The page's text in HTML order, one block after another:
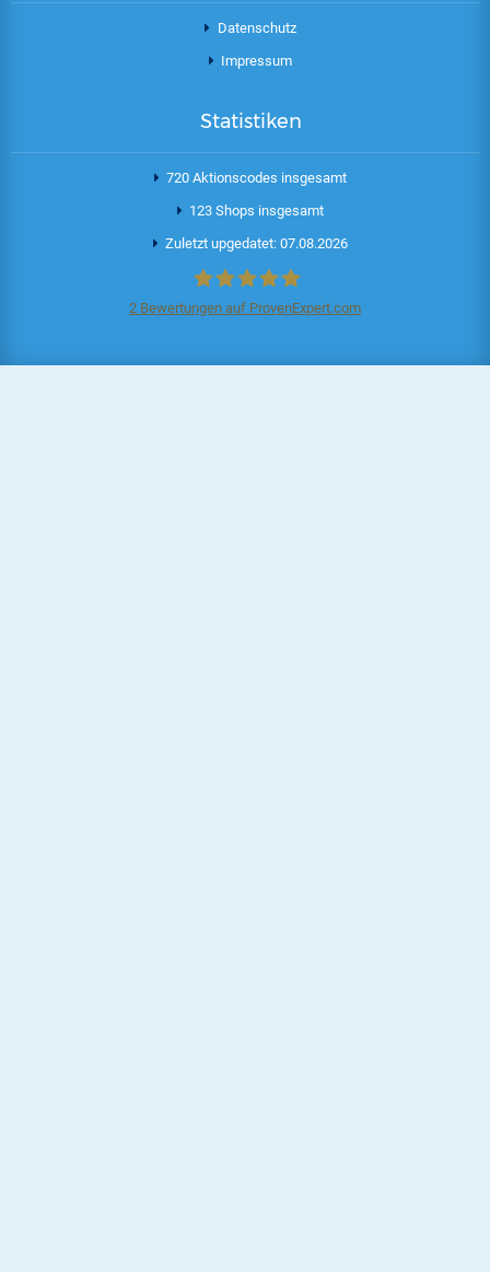
Datenschutz
Impressum
Statistiken
720 Aktionscodes insgesamt
123 Shops insgesamt
Zuletzt upgedatet: 07.08.2026
2 Bewertungen auf ProvenExpert.com